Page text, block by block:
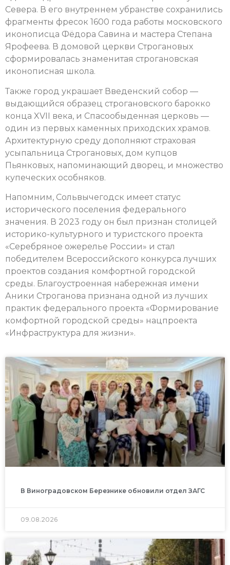
Севера. В его внутреннем убранстве сохранились
фрагменты фресок 1600 года работы московского
иконописца Фёдора Савина и мастера Степана
Ярофеева. В домовой церкви Строгановых
сформировалась знаменитая строгановская
иконописная школа.
Также город украшает Введенский собор —
выдающийся образец строгановского барокко
конца XVII века, и Спасообыденная церковь —
один из первых каменных приходских храмов.
Архитектурную среду дополняют страховая
усыпальница Строгановых, дом купцов
Пьянковых, напоминающий дворец, и множество
купеческих особняков.
Напомним, Сольвычегодск имеет статус
исторического поселения федерального
значения. В 2023 году он был признан столицей
историко-культурного и туристского проекта
«Серебряное ожерелье России» и стал
победителем Всероссийского конкурса лучших
проектов создания комфортной городской
среды. Благоустроенная набережная имени
Аники Строганова признана одной из лучших
практик федерального проекта «Формирование
комфортной городской среды» нацпроекта
«Инфраструктура для жизни».
В Виноградовском Березнике обновили отдел ЗАГС
09.08.2026